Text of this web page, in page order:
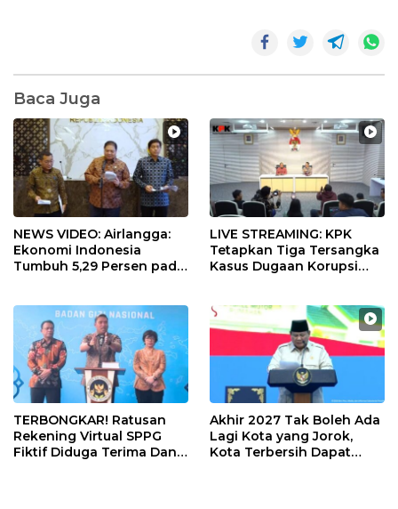
Baca Juga
NEWS VIDEO: Airlangga:
Ekonomi Indonesia
Tumbuh 5,29 Persen pada
LIVE STREAMING: KPK
Tetapkan Tiga Tersangka
Kasus Dugaan Korupsi
TERBONGKAR! Ratusan
Rekening Virtual SPPG
Fiktif Diduga Terima Dana
Akhir 2027 Tak Boleh Ada
Lagi Kota yang Jorok,
Kota Terbersih Dapat